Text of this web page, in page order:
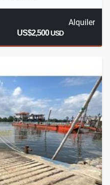
Alquiler
US$2,500USD